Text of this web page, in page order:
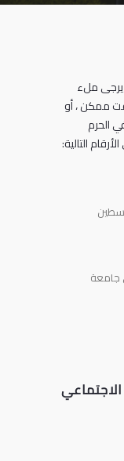
يرجى ملء
ممكن ، أو
الحرم
التالية:
جامعة